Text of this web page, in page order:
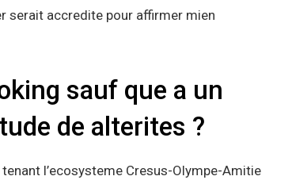
serait accredite pour affirmer mien
sauf que a un
de alterites ?
l’ecosysteme Cresus-Olympe-Amitie